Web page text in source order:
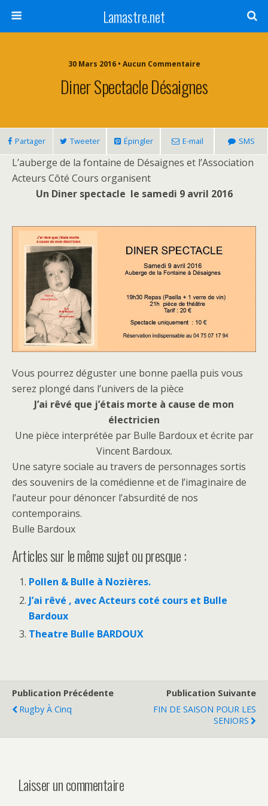
Lamastre.net
30 Mars 2016 • Aucun Commentaire
Diner Spectacle Désaignes
Partager Tweeter Épingler E-mail SMS
L’auberge de la fontaine de Désaignes et l’Association
Acteurs Côté Cours organisent
Un Diner spectacle le samedi 9 avril 2016
Vous pourrez déguster une bonne paella puis vous
serez plongé dans l’univers de la pièce
J’ai rêvé que j’étais morte à cause de mon
électricien
Une pièce interprétée par Bulle Bardoux et écrite par
Vincent Bardoux.
Une satyre sociale au travers de personnages sortis
des souvenirs de la comédienne et de l’imaginaire de
l’auteur pour dénoncer l’absurdité de nos
contemporains.
Bulle Bardoux
Articles sur le même sujet ou presque :
Pollen & Bulle à Nozières.
J’ai rêvé , avec Acteurs coté cours et Bulle
Bardoux
Theatre Bulle BARDOUX
Publication Précédente
Rugby À Cinq
Publication Suivante
FIN DE SAISON POUR LES
SENIORS
Laisser un commentaire